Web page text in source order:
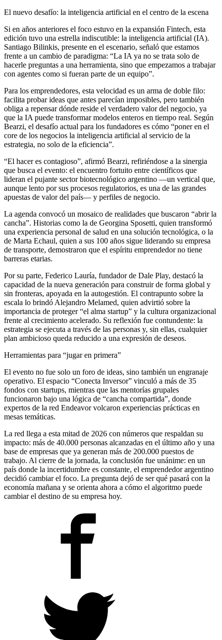
El nuevo desafío: la inteligencia artificial en el centro de la escena
Si en años anteriores el foco estuvo en la expansión Fintech, esta
edición tuvo una estrella indiscutible: la inteligencia artificial (IA).
Santiago Bilinkis, presente en el escenario, señaló que estamos
frente a un cambio de paradigma: “La IA ya no se trata solo de
hacerle preguntas a una herramienta, sino que empezamos a trabajar
con agentes como si fueran parte de un equipo”.
Para los emprendedores, esta velocidad es un arma de doble filo:
facilita probar ideas que antes parecían imposibles, pero también
obliga a repensar dónde reside el verdadero valor del negocio, ya
que la IA puede transformar modelos enteros en tiempo real. Según
Bearzi, el desafío actual para los fundadores es cómo “poner en el
core de los negocios la inteligencia artificial al servicio de la
estrategia, no solo de la eficiencia”.
“El hacer es contagioso”, afirmó Bearzi, refiriéndose a la sinergia
que busca el evento: el encuentro fortuito entre científicos que
lideran el pujante sector biotecnológico argentino —un vertical que,
aunque lento por sus procesos regulatorios, es una de las grandes
apuestas de valor del país— y perfiles de negocio.
La agenda convocó un mosaico de realidades que buscaron “abrir la
cancha”. Historias como la de Georgina Sposetti, quien transformó
una experiencia personal de salud en una solución tecnológica, o la
de Marta Echaul, quien a sus 100 años sigue liderando su empresa
de transporte, demostraron que el espíritu emprendedor no tiene
barreras etarias.
Por su parte, Federico Lauría, fundador de Dale Play, destacó la
capacidad de la nueva generación para construir de forma global y
sin fronteras, apoyada en la autogestión. El contrapunto sobre la
escala lo brindó Alejandro Melamed, quien advirtió sobre la
importancia de proteger “el alma startup” y la cultura organizacional
frente al crecimiento acelerado. Su reflexión fue contundente: la
estrategia se ejecuta a través de las personas y, sin ellas, cualquier
plan ambicioso queda reducido a una expresión de deseos.
Herramientas para “jugar en primera”
El evento no fue solo un foro de ideas, sino también un engranaje
operativo. El espacio “Conecta Inversor” vinculó a más de 35
fondos con startups, mientras que las mentorías grupales
funcionaron bajo una lógica de “cancha compartida”, donde
expertos de la red Endeavor volcaron experiencias prácticas en
mesas temáticas.
La red llega a esta mitad de 2026 con números que respaldan su
impacto: más de 40.000 personas alcanzadas en el último año y una
base de empresas que ya generan más de 200.000 puestos de
trabajo. Al cierre de la jornada, la conclusión fue unánime: en un
país donde la incertidumbre es constante, el emprendedor argentino
decidió cambiar el foco. La pregunta dejó de ser qué pasará con la
economía mañana y se orienta ahora a cómo el algoritmo puede
cambiar el destino de su empresa hoy.